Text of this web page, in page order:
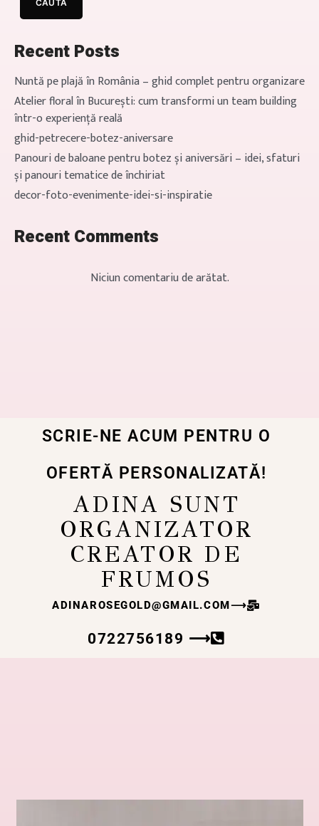
CAUTĂ
Recent Posts
Nuntă pe plajă în România – ghid complet pentru organizare
Atelier floral în București: cum transformi un team building
într-o experiență reală
ghid-petrecere-botez-aniversare
Panouri de baloane pentru botez și aniversări – idei, sfaturi
și panouri tematice de închiriat
decor-foto-evenimente-idei-si-inspiratie
Recent Comments
Niciun comentariu de arătat.
SCRIE-NE ACUM PENTRU O
OFERTĂ PERSONALIZATĂ!
ADINA SUNT
ORGANIZATOR
CREATOR DE
FRUMOS
ADINAROSEGOLD@GMAIL.COM⟶
0722756189 ⟶